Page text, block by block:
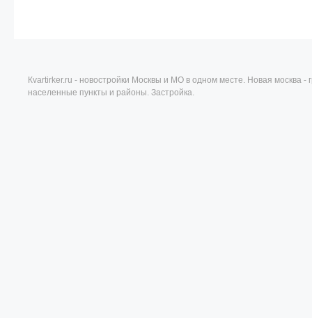
Кvartirker.ru - новостройки Москвы и МО в одном месте. Новая москва
населенные пункты и районы. Застройка.